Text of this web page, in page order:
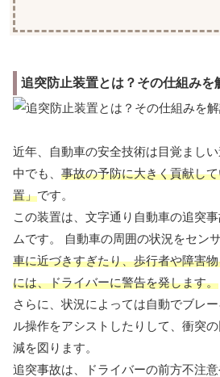
追突防止装置とは？その仕組みを
近年、自動車の安全技術は目覚ましい
中でも、 事故の予防に大きく貢献し
置」です。
この装置は、文字通り自動車の追突
ムです。 自動車の周囲の状況をセン
車に近づきすぎたり、歩行者や障害
には、ドライバーに警告を発します。
さらに、状況によっては自動でブレ
ル操作をアシストしたりして、衝突
減を図ります。
追突事故は、ドライバーの前方不注